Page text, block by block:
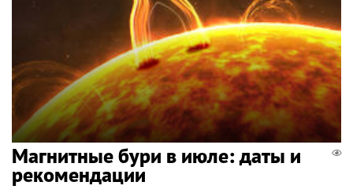
Магнитные бури в июле: даты и
рекомендации